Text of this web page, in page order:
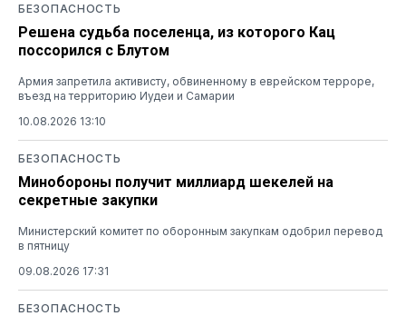
БЕЗОПАСНОСТЬ
Решена судьба поселенца, из которого Кац
поссорился с Блутом
Армия запретила активисту, обвиненному в еврейском терроре,
въезд на территорию Иудеи и Самарии
10.08.2026 13:10
БЕЗОПАСНОСТЬ
Минобороны получит миллиард шекелей на
секретные закупки
Министерский комитет по оборонным закупкам одобрил перевод
в пятницу
09.08.2026 17:31
БЕЗОПАСНОСТЬ